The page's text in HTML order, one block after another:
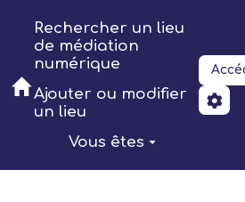
Aller au contenu principal
Rechercher un lieu
de médiation
numérique
Ajouter ou modifier
un lieu
Vous êtes